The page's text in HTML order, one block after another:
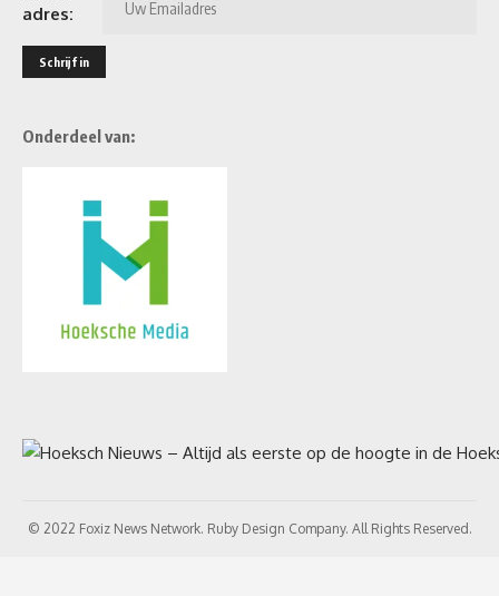
adres:
Onderdeel van:
© 2022 Foxiz News Network. Ruby Design Company. All Rights Reserved.